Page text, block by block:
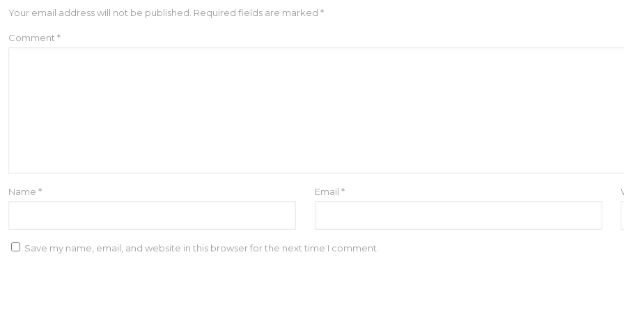
Your email address will not be published. Required fields are marked *
Comment *
Name * Email *
Save my name, email, and website in this browser for the next time I comment.